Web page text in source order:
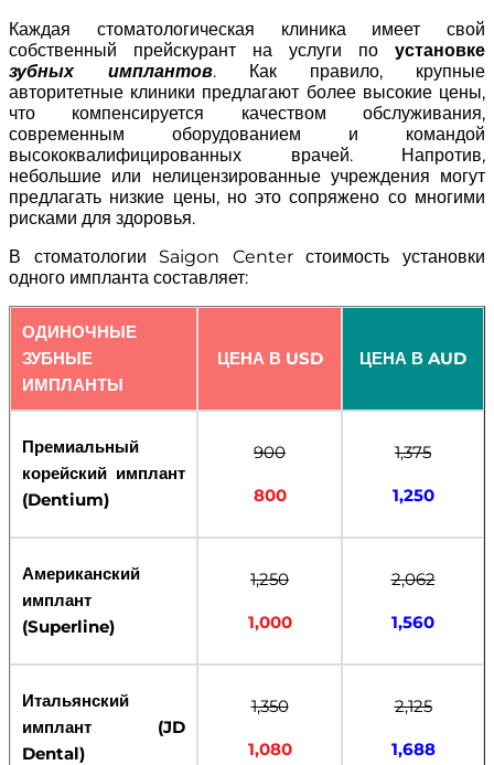
Каждая стоматологическая клиника имеет свой
собственный прейскурант на услуги по установке
зубных имплантов. Как правило, крупные
авторитетные клиники предлагают более высокие цены,
что компенсируется качеством обслуживания,
современным оборудованием и командой
высококвалифицированных врачей. Напротив,
небольшие или нелицензированные учреждения могут
предлагать низкие цены, но это сопряжено со многими
рисками для здоровья.
В стоматологии Saigon Center стоимость установки
одного импланта составляет:
ОДИНОЧНЫЕ
ЗУБНЫЕ
ИМПЛАНТЫ
ЦЕНА В USD ЦЕНА В AUD
Премиальный
корейский имплант
(Dentium)
900
800
1,375
1,250
Американский
имплант
(Superline)
1,250
1,000
2,062
1,560
Итальянский
имплант (JD
Dental)
1,350
1,080
2,125
1,688